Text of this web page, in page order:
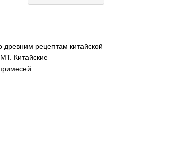
древним рецептам китайской
Китайские